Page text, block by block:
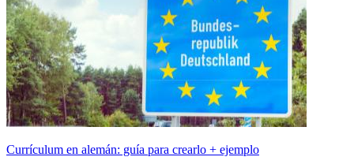
Currículum en alemán: guía para crearlo + ejemplo